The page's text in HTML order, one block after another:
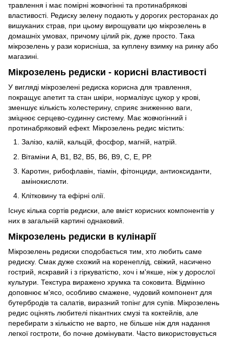
травлення і має помірні жовчогінні та протинабрякові
властивості. Редиску зелену подають у дорогих ресторанах до
вишуканих страв, при цьому вирощувати цю мікрозелень в
домашніх умовах, причому цілий рік, дуже просто. Така
мікрозелень у рази корисніша, за куплену взимку на ринку або
магазині.
Мікрозелень редиски - корисні властивості
У вигляді мікрозелені редиска корисна для травлення,
покращує апетит та стан шкіри, нормалізує цукор у крові,
зменшує кількість холестерину, сприяє зниженню ваги,
зміцнює серцево-судинну систему. Має жовчогінний і
протинабряковий ефект. Мікрозелень редис містить:
Залізо, калій, кальцій, фосфор, магній, натрій.
Вітаміни А, В1, В2, В5, В6, В9, С, Е, РР.
Каротин, рибофлавін, тіамін, фітонциди, антиоксиданти,
амінокислоти.
Клітковину та ефірні олії.
Існує кілька сортів редиски, але вміст корисних компонентів у
них в загальній картині однаковий.
Мікрозелень редиски в кулінарії
Мікрозелень редиски сподобається тим, хто любить саме
редиску. Смак дуже схожий на коренеплід, свіжий, насичено
гострий, яскравий і з гіркуватістю, хоч і м'якше, ніж у дорослої
культури. Текстура виражено хрумка та соковита. Відмінно
доповнює м'ясо, особливо смажене, чудовий компонент для
бутербродів та салатів, виразний топінг для супів. Мікрозелень
редис оцінять любителі пікантних смузі та коктейлів, але
перебирати з кількістю не варто, не більше ніж для надання
легкої гостроти, бо почне домінувати. Часто використовується